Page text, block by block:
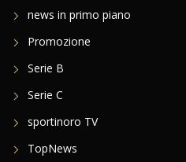
Giovanili
news in primo piano
Promozione
Serie B
Serie C
sportinoro TV